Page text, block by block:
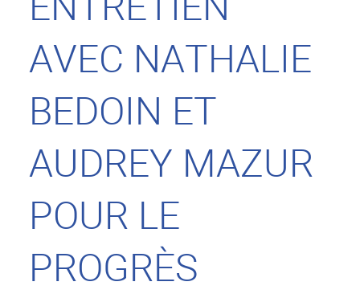
AVEC NATHALIE
BEDOIN ET
AUDREY MAZUR
POUR LE
PROGRÈS